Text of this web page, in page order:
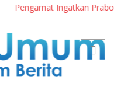
Pengamat Ingatkan